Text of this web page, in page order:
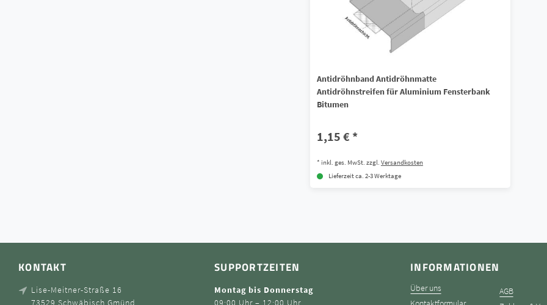
Antidröhnband Antidröhnmatte
Antidröhnstreifen für Aluminium Fensterbank
Bitumen
1,15 € *
* inkl. ges. MwSt. zzgl. Versandkosten
Lieferzeit ca. 2-3 Werktage
KONTAKT
Lise-Meitner-Straße 16
73529 Schwäbisch Gmünd
SUPPORTZEITEN
Montag bis Donnerstag
09:00 Uhr – 12:00 Uhr
INFORMATIONEN
Über uns
AGB